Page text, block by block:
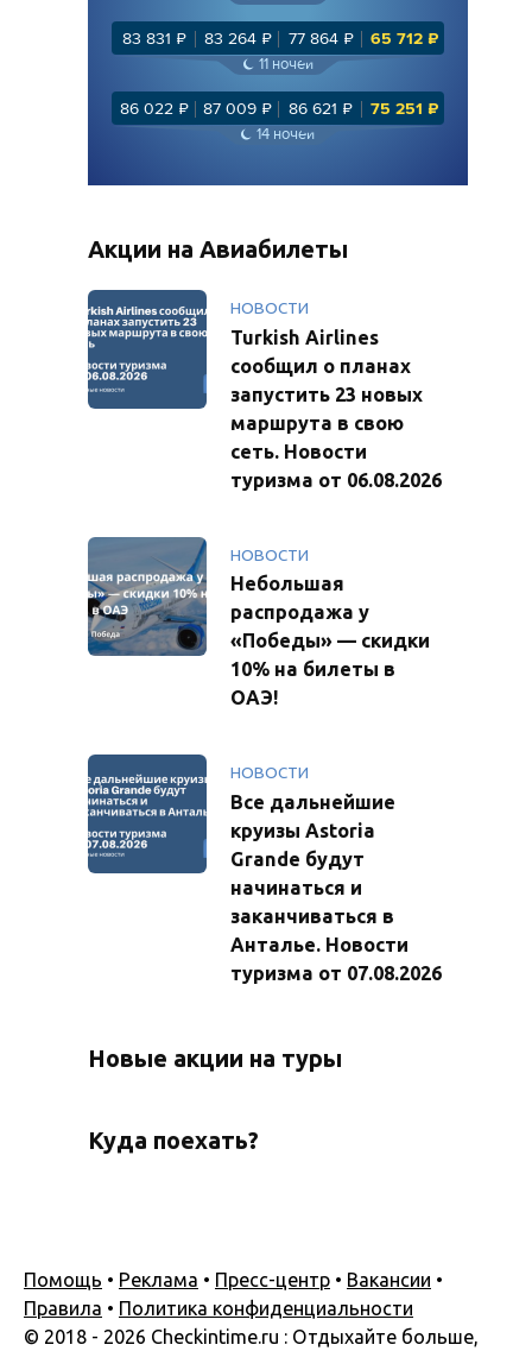
83 831 ₽ 83 264₽ 77 864₽ 65 712₽
11 ночей
86 022 ₽ 87 009 ₽ 86 621 ₽ 75 251 ₽
14 ночей
Акции на Авиабилеты
НОВОСТИ
Turkish Airlines
сообщил о планах
запустить 23 новых
маршрута в свою
сеть. Новости
туризма от 06.08.2026
НОВОСТИ
Небольшая
распродажа у
«Победы» — скидки
10% на билеты в
ОАЭ!
НОВОСТИ
Все дальнейшие
круизы Astoria
Grande будут
начинаться и
заканчиваться в
Анталье. Новости
туризма от 07.08.2026
Новые акции на туры
Куда поехать?
Помощь • Реклама • Пресс-центр • Вакансии •
Правила • Политика конфиденциальности
© 2018 - 2026 Checkintime.ru : Отдыхайте больше,